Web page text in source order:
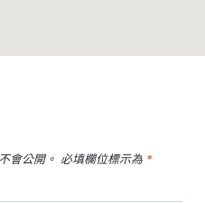
會公開。 必填欄位標示為 *